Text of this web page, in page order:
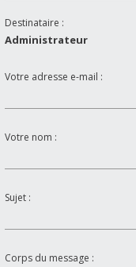
Destinataire :
Administrateur
Votre adresse e-mail :
Votre nom :
Sujet :
Corps du message :